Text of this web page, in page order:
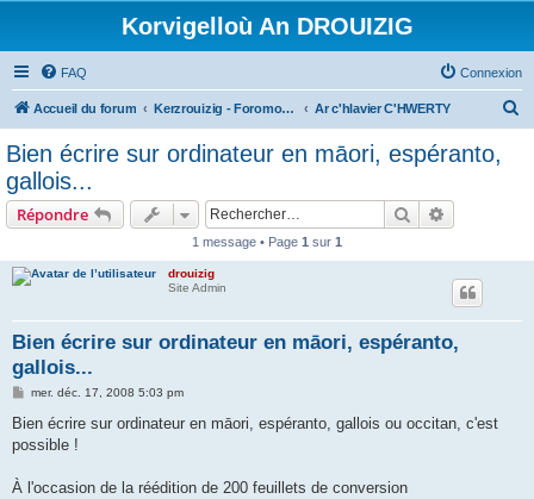
Korvigelloù An DROUIZIG
FAQ Connexion
Accueil du forum Kerzrouizig - Foromoù An Drouizig Ar c'hlavier C'HWERTY
Bien écrire sur ordinateur en māori, espéranto,
gallois...
Répondre Rechercher
1 message • Page 1 sur 1
drouizig
Site Admin
Bien écrire sur ordinateur en māori, espéranto,
gallois...
M
s
a
mer. déc. 17, 2008 5:03 pm
Bien écrire sur ordinateur en māori, espéranto, gallois ou occitan, c'est
possible !
À l'occasion de la réédition de 200 feuillets de conversion